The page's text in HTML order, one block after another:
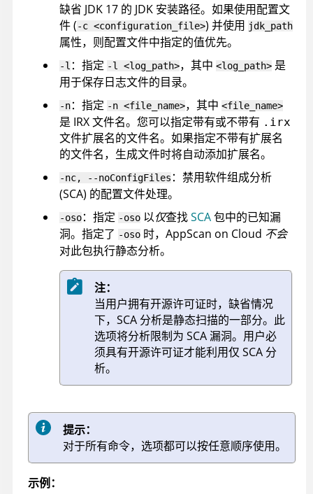
缺省 JDK 17 的 JDK 安装路径。如果使用配置文
件 (-c <configuration_file>) 并使用 jdk_path
属性，则配置文件中指定的值优先。
-l ：指定 -l <log_path>，其中 <log_path> 是
用于保存日志文件的目录。
-n：指定 -n <file_name>，其中 <file_name>
是 IRX文件名。您可以指定带有或不带有 .irx
文件扩展名的文件名。如果指定不带有扩展名
的文件名，生成文件时将自动添加扩展名。
-nc, --noConfigFiles ：禁用软件组成分析
(SCA) 的配置文件处理。
-oso：指定 -oso 以仅查找SCA包中的已知漏
洞。指定了 -oso 时， AppScan on Cloud 不会
对此包执行静态分析。
注：
当用户拥有开源许可证时，缺省情况
下，SCA 分析是静态扫描的一部分。此
选项将分析限制为 SCA 漏洞。用户必
须具有开源许可证才能利用仅 SCA 分
析。
提示：
对于所有命令，选项都可以按任意顺序使用。
示例：